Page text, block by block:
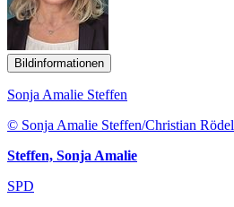
Bildinformationen
Sonja Amalie Steffen
© Sonja Amalie Steffen/Christian Rödel
Steffen, Sonja Amalie
SPD